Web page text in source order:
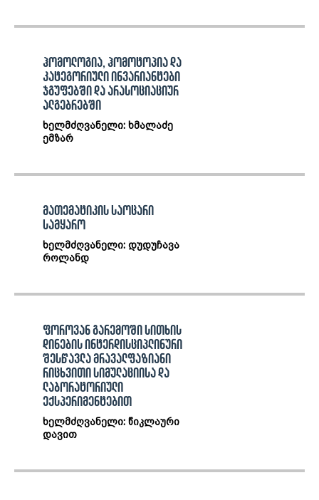
ჰომოლოგია, ჰომოტოპია და
კატეგორიული ინვარიანტები
ჯგუფებში და არასოციაციურ
ალგებრებში
ხელმძღვანელი: ხმალაძე
ემზარ
მათემატიკის საოცარი
სამყარო
ხელმძღვანელი: დუდუჩავა
როლანდ
ფოროვან გარემოში სითხის
დინების ინტერდისციპლინური
შესწავლა მრავალფაზიანი
რიცხვითი სიმულაციისა და
ლაბორატორიული
ექსპერიმენტებით
ხელმძღვანელი: წიკლაური
დავით